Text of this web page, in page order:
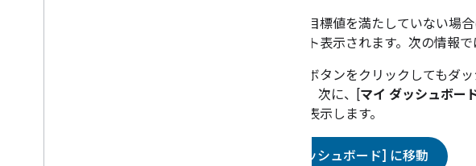
指標が目標値を満たしていない場
イライト表示されます。次の情報
以下のボタンをクリックしてもダ
します。次に、[マイ ダッシュボー
ードを表示します。
[ダッシュボード] に移動